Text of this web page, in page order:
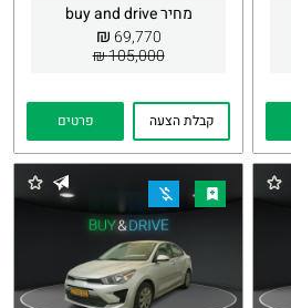
מחיר buy and drive
69,770
₪
105,000 ₪
קבלת הצעה פרטים